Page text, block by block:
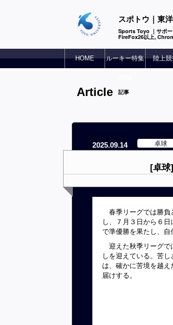
スポトウ｜東
Sports Toyo ｜サポ
FireFox26以上,
HOME ルーキー特集 陸上
Article 記事
2025.09.14 卓球
[卓
春季リーグでは勝負
し、７月３日から６
で準優勝を果たし、自
迎えた秋季リーグで
しを迎えている。苦
は、確かに苦境を越
届けする。